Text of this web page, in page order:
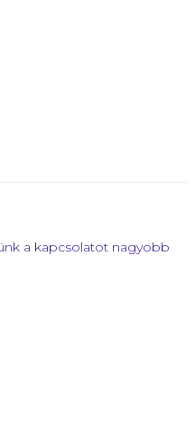
a kapcsolatot nagyobb